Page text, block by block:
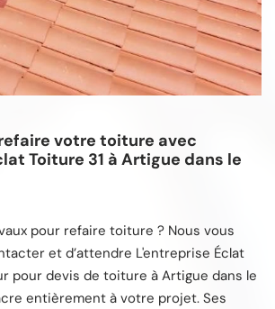
votre toiture avec
Toiture 31 à Artigue dans le
pour refaire toiture ? Nous vous
et d’attendre L'entreprise Éclat
pour devis de toiture à Artigue dans le
entièrement à votre projet. Ses